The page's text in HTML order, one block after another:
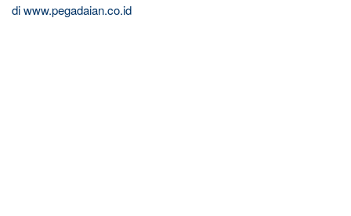
di www.pegadaian.co.id